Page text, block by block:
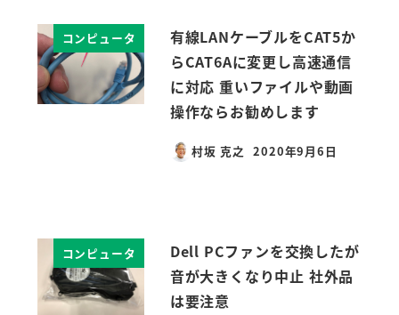
コンピュータ
有線LANケーブルをCAT5か
らCAT6Aに変更し高速通信
に対応 重いファイルや動画
操作ならお勧めします
村坂 克之
投稿日
2020年9月6日
コンピュータ
Dell PCファンを交換したが
音が大きくなり中止 社外品
は要注意